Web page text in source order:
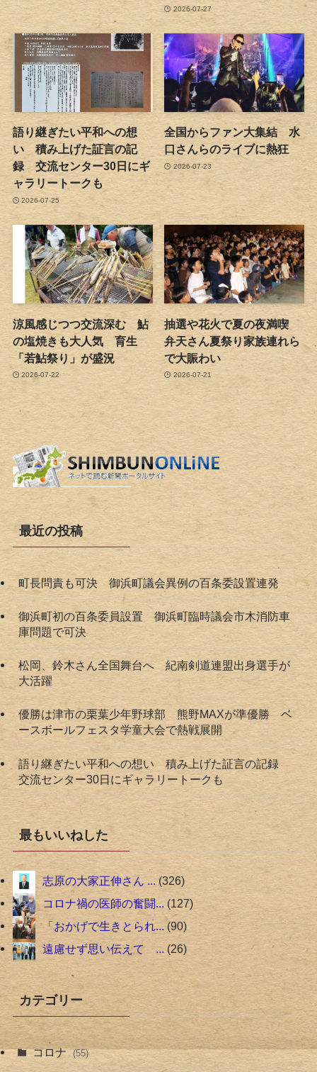
2026-07-27
語り継ぎたい平和への想
い 積み上げた証言の記
録 交流センター30日にギ
ャラリートークも
2026-07-25
全国からファン大集結 水
口さんらのライブに熱狂
2026-07-23
涼風感じつつ交流深む 鮎
の塩焼きも大人気 育生
「若鮎祭り」が盛況
2026-07-22
抽選や花火で夏の夜満喫
弁天さん夏祭り家族連れら
で大賑わい
2026-07-21
最近の投稿
町長問責も可決 御浜町議会異例の百条委設置連発
御浜町初の百条委員設置 御浜町臨時議会市木消防車
庫問題で可決
松岡、鈴木さん全国舞台へ 紀南剣道連盟出身選手が
大活躍
優勝は津市の栗葉少年野球部 熊野MAXが準優勝 ベ
ースボールフェスタ学童大会で熱戦展開
語り継ぎたい平和への想い 積み上げた証言の記録
交流センター30日にギャラリートークも
最もいいねした
志原の大家正伸さん ... 326
コロナ禍の医師の奮闘... 127
「おかげで生きとられ... 90
遠慮せず思い伝えて ... 26
カテゴリー
コロナ (55)